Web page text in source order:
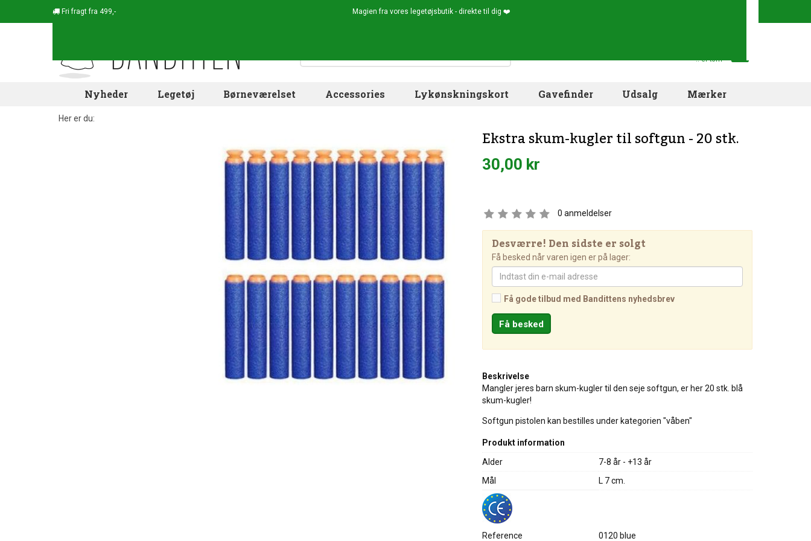
Fri fragt fra 499,- Magien fra vores legetøjsbutik - direkte til dig ❤️
.. er tom
Nyheder Legetøj Børneværelset Accessories Lykønskningskort Gavefinder Udsalg Mærker
Her er du:
Ekstra skum-kugler til softgun - 20 stk.
30,00 kr
0 anmeldelser
Desværre! Den sidste er solgt
Få besked når varen igen er på lager:
Få gode tilbud med Bandittens nyhedsbrev
Beskrivelse
Mangler jeres barn skum-kugler til den seje softgun, er her 20 stk. blå
skum-kugler!
Softgun pistolen kan bestilles under kategorien "våben"
Produkt information
Alder
7-8 år - +13 år
Mål
L 7 cm.
Reference 0120 blue